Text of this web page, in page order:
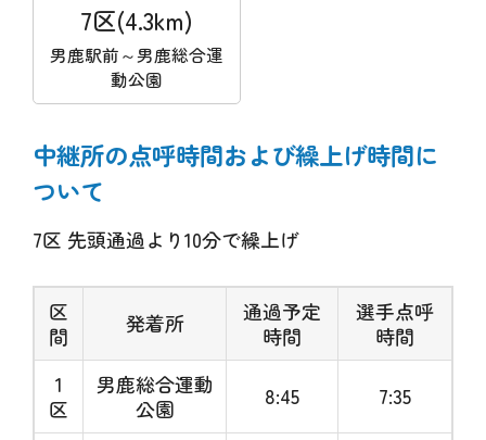
7区(4.3km)
男鹿駅前～男鹿総合運
動公園
中継所の点呼時間および繰上げ時間に
ついて
7区 先頭通過より10分で繰上げ
区
間
発着所
通過予定
時間
選手点呼
時間
1
区
男鹿総合運動
公園
8:45 7:35